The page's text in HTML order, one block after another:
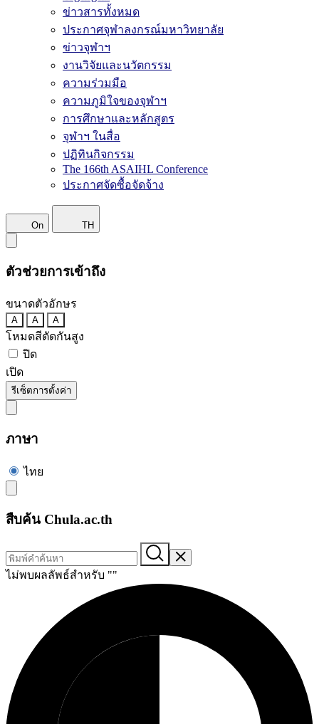
ข่าวสารทั้งหมด
ประกาศจุฬาลงกรณ์มหาวิทยาลัย
ข่าวจุฬาฯ
งานวิจัยและนวัตกรรม
ความร่วมมือ
ความภูมิใจของจุฬาฯ
การศึกษาและหลักสูตร
จุฬาฯ ในสื่อ
ปฏิทินกิจกรรม
The 166th ASAIHL Conference
ประกาศจัดซื้อจัดจ้าง
On TH
ตัวช่วยการเข้าถึง
ขนาดตัวอักษร
A A A
โหมดสีตัดกันสูง
ปิด
เปิด
รีเซ็ตการตั้งค่า
ภาษา
ไทย
สืบค้น Chula.ac.th
ไม่พบผลลัพธ์สำหรับ ""